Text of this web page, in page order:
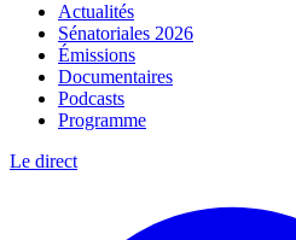
Actualités
Sénatoriales 2026
Émissions
Documentaires
Podcasts
Programme
Le direct